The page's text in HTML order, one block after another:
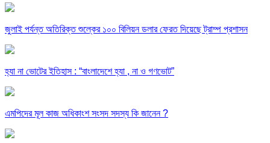
জুলাই পর্যন্ত অতিরিক্ত শুল্কের ১০০ বিলিয়ন ডলার ফেরত দিয়েছে ট্রাম্প প্রশাসন
হ্যা না ভোটের ইতিহাস : “বাংলাদেশে হ্যা , না ও গণভোট”
এমপিদের মূল কাজ অধিকাংশ সংসদ সদস্য কি জানেন ?